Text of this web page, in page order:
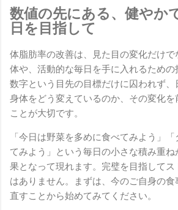
数値の先にある、健やか
日を目指して
体脂肪率の改善は、見た目の変化だけ
体や、活動的な毎日を手に入れるため
数字という目先の目標だけに囚われず
身体をどう変えているのか、その変化を
ことが大切です。
「今日は野菜を多めに食べてみよう」
てみよう」という毎日の小さな積み重
果となって現れます。完璧を目指して
はありません。まずは、今のご自身の
直すことから始めてみてください。